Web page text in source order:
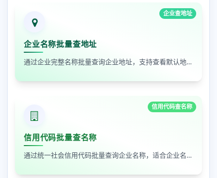
企业查地址
企业名称批量查地址
通过企业完整名称批量查询企业地址，支持查看默认地址、年报地址和注册地址，适合企业资料整理和工商信息核对
信用代码查名称
信用代码批量查名称
通过统一社会信用代码批量查询企业名称，适合企业名单核验、客户资料整理和工商信息补全